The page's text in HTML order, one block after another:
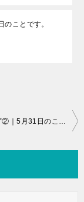
ことです。